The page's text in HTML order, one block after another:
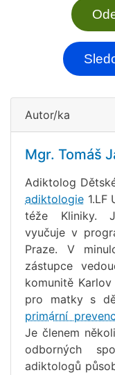
Autor/ka
Mgr. Tomáš
Adiktolog
adiktologie 1.LF
téže Kliniky.
vyučuje v
Praze. V
zástupce
komunitě
pro matky s
primární
Je členem
odborných
adiktologů